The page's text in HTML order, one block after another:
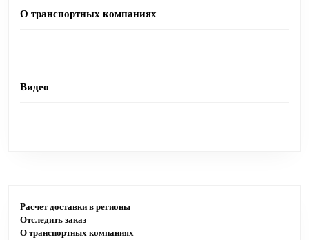
О транспортных компаниях
Видео
Расчет доставки в регионы
Отследить заказ
О транспортных компаниях